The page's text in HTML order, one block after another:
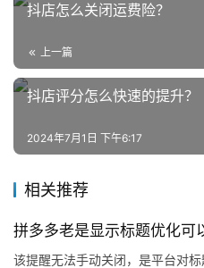
店
运
营
跨
电
自
登录
抖店怎么关闭运费险？
上一篇
抖店评分怎么快速的提升？
2024年7月1日 下午6:17
相关推荐
拼多多老是显示标题优化可
该提醒无法手动关闭，是平台对